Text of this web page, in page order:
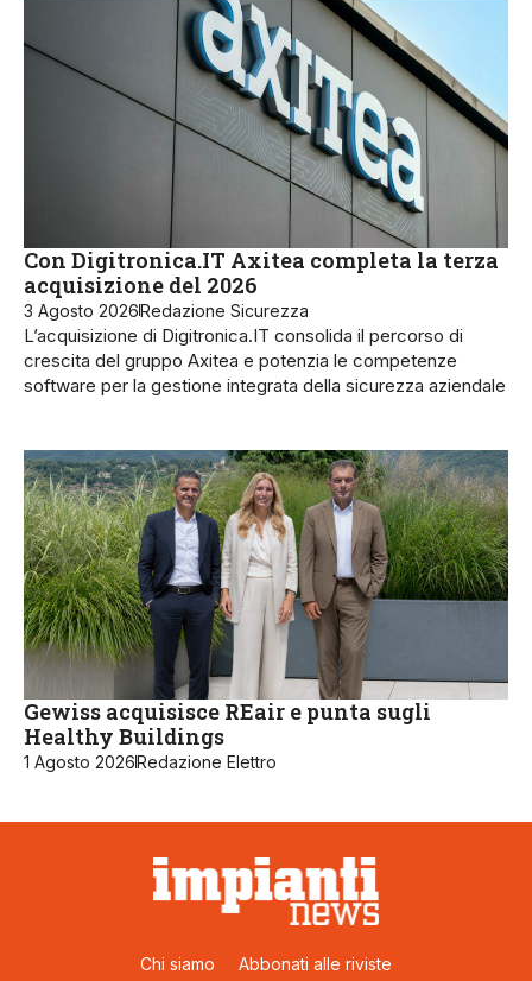
Con Digitronica.IT Axitea completa la terza
acquisizione del 2026
3 Agosto 2026Redazione Sicurezza
L’acquisizione di Digitronica.IT consolida il percorso di
crescita del gruppo Axitea e potenzia le competenze
software per la gestione integrata della sicurezza aziendale
Gewiss acquisisce REair e punta sugli
Healthy Buildings
1 Agosto 2026Redazione Elettro
Chi siamo Abbonati alle riviste